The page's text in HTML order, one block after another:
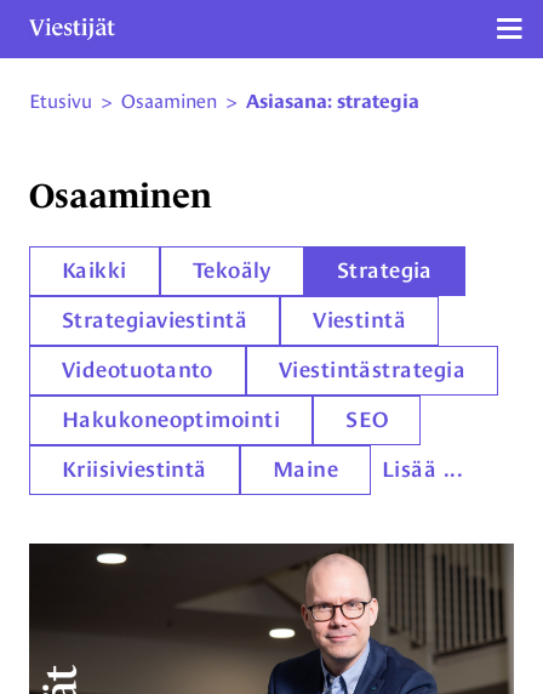
Etusivu > Osaaminen > Asiasana: strategia
Osaaminen
Kaikki Tekoäly Strategia
Strategiaviestintä Viestintä
Videotuotanto Viestintästrategia
Hakukoneoptimointi SEO
Kriisiviestintä Maine Lisää ...